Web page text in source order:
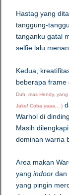
Hastag yang
tanggung-
tanganku gatal
selfie lalu
Kedua,
beberapa frame
Duh, mas Hendy,
Jake! Coba yaaa... )
Warhol di
Masih
dominan warna
Area makan
yang indoor dan
yang pingin